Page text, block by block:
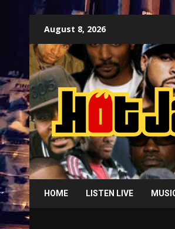
content
August 8, 2026
HOME LISTEN LIVE